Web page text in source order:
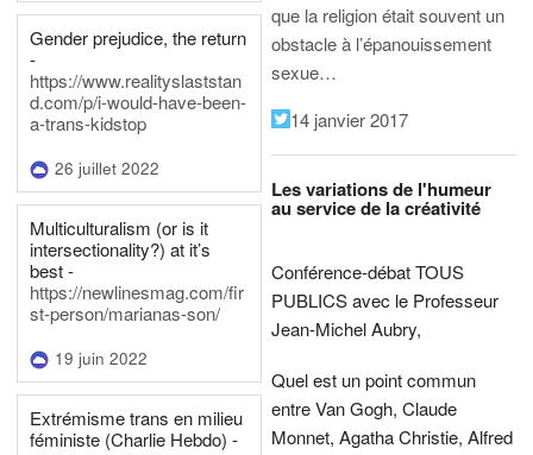
Gender prejudice, the return
-
https://www.realityslaststan
d.com/p/i-would-have-been-
a-trans-kidstop
26 juillet 2022
Multiculturalism (or is it
intersectionality?) at it’s
best -
https://newlinesmag.com/fir
st-person/marianas-son/
19 juin 2022
Extrémisme trans en milieu
féministe (Charlie Hebdo) -
que la religion était souvent un
obstacle à l’épanouissement
sexue…
14 janvier 2017
Les variations de l'humeur
au service de la créativité
Conférence-débat TOUS
PUBLICS avec le Professeur
Jean-Michel Aubry,
Quel est un point commun
entre Van Gogh, Claude
Monnet, Agatha Christie, Alfred